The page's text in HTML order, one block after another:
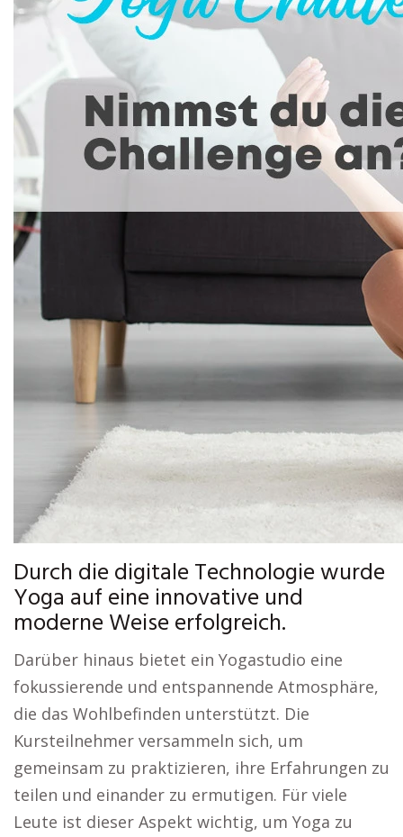
Durch die digitale Technologie wurde
Yoga auf eine innovative und
moderne Weise erfolgreich.
Darüber hinaus bietet ein Yogastudio eine
fokussierende und entspannende Atmosphäre,
die das Wohlbefinden unterstützt. Die
Kursteilnehmer versammeln sich, um
gemeinsam zu praktizieren, ihre Erfahrungen zu
teilen und einander zu ermutigen. Für viele
Leute ist dieser Aspekt wichtig, um Yoga zu